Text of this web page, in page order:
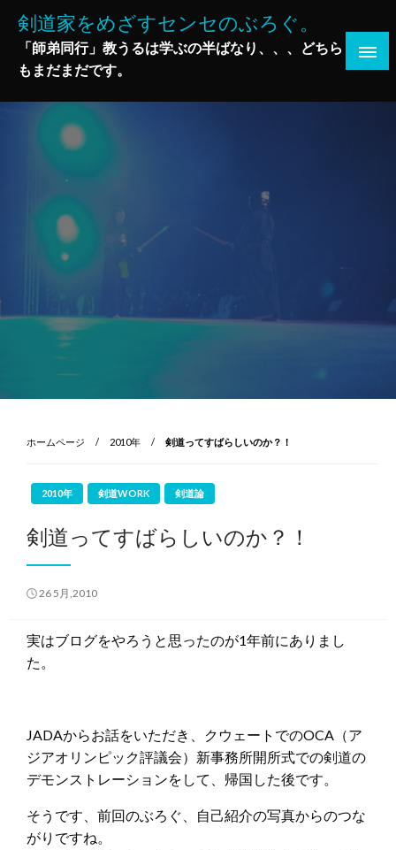
ツ
剣道家をめざすセンセのぶろぐ。
「師弟同行」教うるは学ぶの半ばなり、、、どちら
もまだまだです。
ホームページ 2010年 剣道ってすばらしいのか？！
2010年 剣道WORK 剣道論
剣道ってすばらしいのか？！
投
26 5月,2010
実はブログをやろうと思ったのが1年前にありまし
た。
JADAからお話をいただき、クウェートでのOCA（ア
ジアオリンピック評議会）新事務所開所式での剣道の
デモンストレーションをして、帰国した後です。
そうです、前回のぶろぐ、自己紹介の写真からのつな
がりですね。